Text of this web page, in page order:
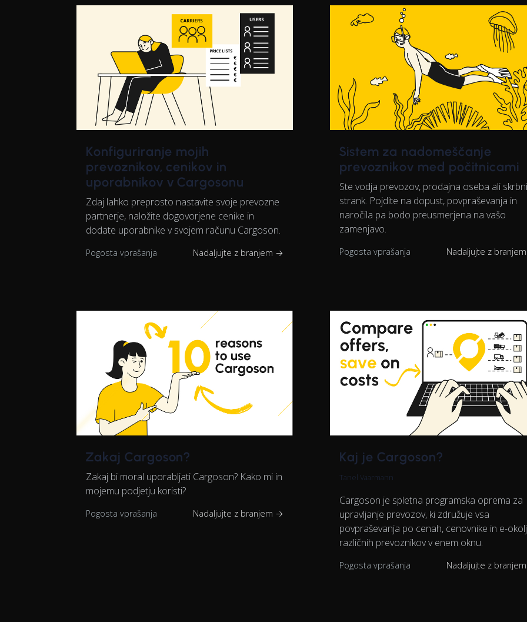
Konfiguriranje mojih
prevoznikov, cenikov in
uporabnikov v Cargosonu
Zdaj lahko preprosto nastavite svoje prevozne
partnerje, naložite dogovorjene cenike in
dodate uporabnike v svojem računu Cargoson.
Pogosta vprašanja Nadaljujte z branjem →
Sistem za nadomeščanje
prevoznikov med počitnicami
Ste vodja prevozov, prodajna oseba ali
strank. Pojdite na dopust, povpraševanja in
naročila pa bodo preusmerjena na vašo
zamenjavo.
Pogosta vprašanja Nadaljujte z
Zakaj Cargoson?
Zakaj bi moral uporabljati Cargoson? Kako mi in
mojemu podjetju koristi?
Pogosta vprašanja Nadaljujte z branjem →
Kaj je Cargoson?
Tanel Vaarmann
Cargoson je spletna programska oprema za
upravljanje prevozov, ki združuje vsa
povpraševanja po cenah, cenovnike in e-
različnih prevoznikov v enem oknu.
Pogosta vprašanja Nadaljujte z